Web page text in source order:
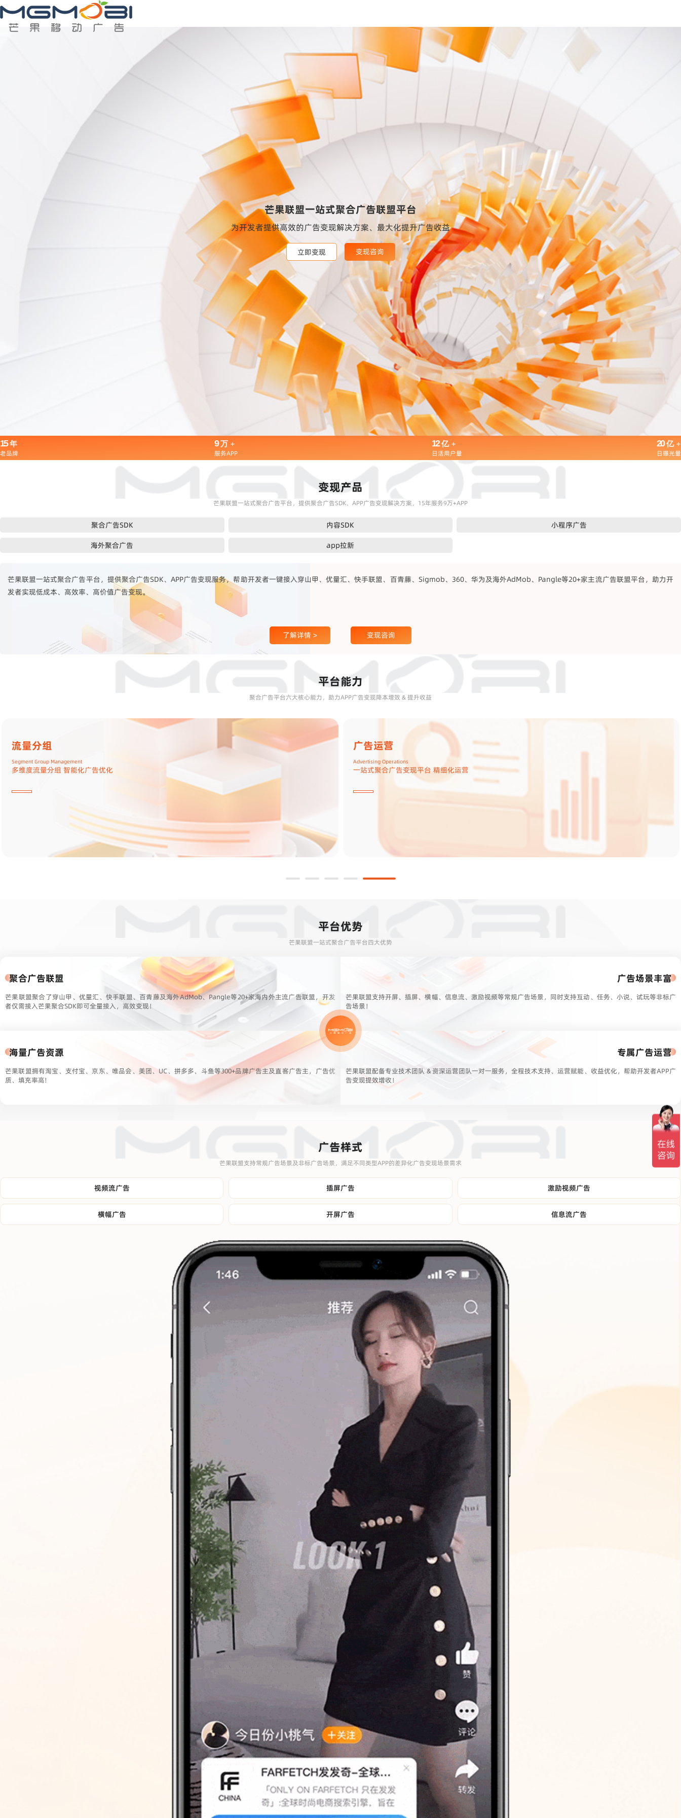
立即变现 变现咨询
芒果联盟一站式聚合广告联盟平台
为开发者提供高效的广告变现解决方案、最大化提升广告收益
立即变现 变现咨询
立即变现 变现咨询
15 年
老品牌
9 万 +
服务APP
12 亿 +
日活用户量
20 亿 +
日曝光量
变现产品
芒果联盟一站式聚合广告平台，提供聚合广告SDK、APP广告变现解决方案，15年服务9万+APP
聚合广告SDK 内容SDK
小程序广告
海外聚合广告
app拉新
芒果联盟一站式聚合广告平台，提供聚合广告SDK、APP广告变现服务，帮助开发者一键接入穿山甲、优量汇、快手联盟、百青藤、Sigmob、360、华为及海外AdMob、Pangle等20+家主流广告联盟平台，助力开
发者实现低成本、高效率、高价值广告变现。
了解详情 > 变现咨询
平台能力
聚合广告平台六大核心能力，助力APP广告变现降本增效 & 提升收益
头部竞价
Header Bidding
实时竞价 价高者获胜
广告分层
Waterfall Layering
底价分层 梯度询价
平台优势
芒果联盟一站式聚合广告平台四大优势
聚合广告联盟
芒果联盟聚合了穿山甲、优量汇、快手联盟、百青藤及海外AdMob、Pangle等20+家海内外主流广告联盟，开发
者仅需接入芒果聚合SDK即可全量接入，高效变现！
广告场景丰富
芒果联盟支持开屏、插屏、横幅、信息流、激励视频等常规广告场景，同时支持互动、任务、小说、试玩等非标广
告场景！
海量广告资源
芒果联盟拥有淘宝、支付宝、京东、唯品会、美团、UC、拼多多、斗鱼等300+品牌广告主及直客广告主，广告优
质、填充率高!
专属广告运营
芒果联盟配备专业技术团队 & 资深运营团队一对一服务，全程技术支持、运营赋能、收益优化，帮助开发者APP广
告变现提效增收！
广告样式
芒果联盟支持常规广告场景及非标广告场景，满足不同类型APP的差异化广告变现场景需求
视频流广告 插屏广告 激励视频广告
横幅广告 开屏广告 信息流广告